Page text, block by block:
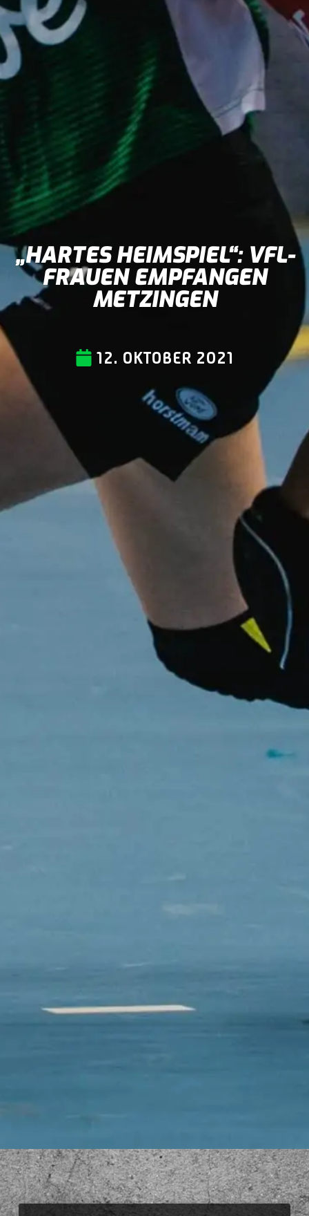
„HARTES HEIMSPIEL“: VFL-
FRAUEN EMPFANGEN
METZINGEN
12. OKTOBER 2021